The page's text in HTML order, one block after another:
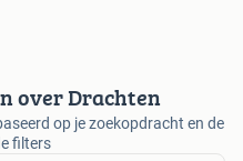
over Drachten
op je zoekopdracht en de
filters